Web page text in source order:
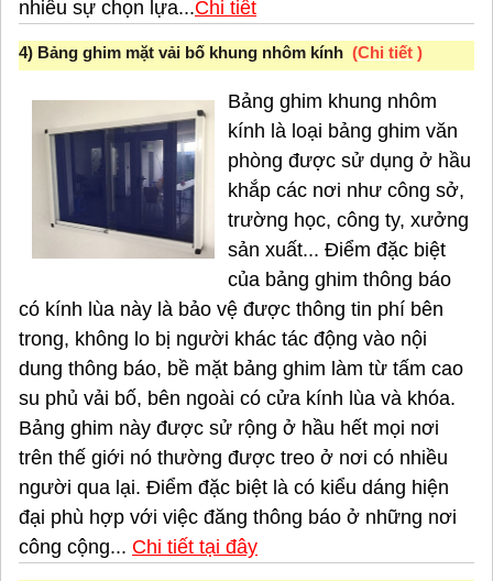
nhiều sự chọn lựa...Chi tiết
4) Bảng ghim mặt vải bố khung nhôm kính (Chi tiết )
Bảng ghim khung nhôm
kính là loại bảng ghim văn
phòng được sử dụng ở hầu
khắp các nơi như công sở,
trường học, công ty, xưởng
sản xuất... Điểm đặc biệt
của bảng ghim thông báo
có kính lùa này là bảo vệ được thông tin phí bên
trong, không lo bị người khác tác động vào nội
dung thông báo, bề mặt bảng ghim làm từ tấm cao
su phủ vải bố, bên ngoài có cửa kính lùa và khóa.
Bảng ghim này được sử rộng ở hầu hết mọi nơi
trên thế giới nó thường được treo ở nơi có nhiều
người qua lại. Điểm đặc biệt là có kiểu dáng hiện
đại phù hợp với việc đăng thông báo ở những nơi
công cộng... Chi tiết tại đây